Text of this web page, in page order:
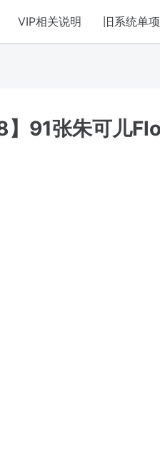
VIP相关说明 旧系统单
】91张朱可儿